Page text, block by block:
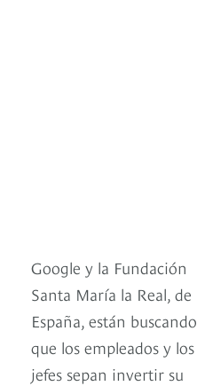
Google y la Fundación
Santa María la Real, de
España, están buscando
que los empleados y los
jefes sepan invertir su